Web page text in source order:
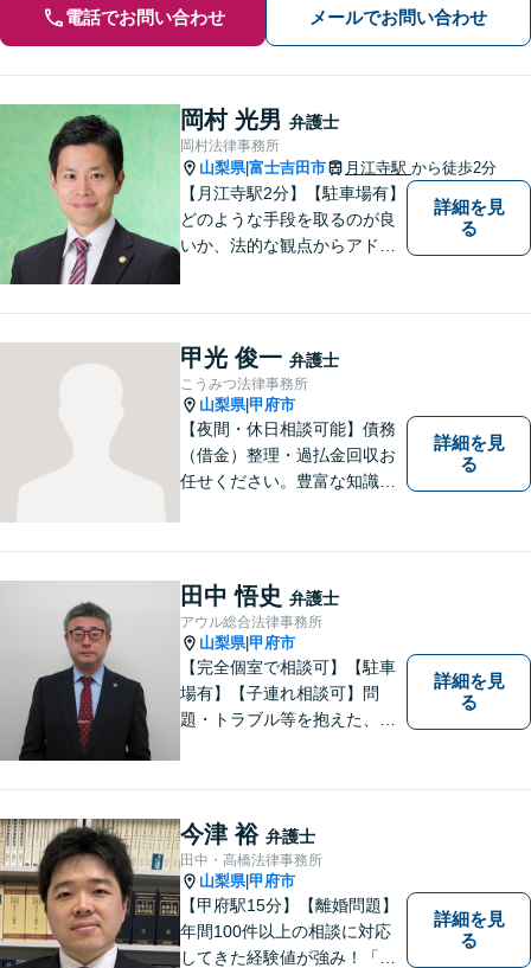
電話でお問い合わせ メールでお問い合わせ
岡村 光男 弁護士
岡村法律事務所
山梨県|富士吉田市 月江寺駅 から徒歩2分
【月江寺駅2分】【駐車場有】
どのような手段を取るのが良
いか、法的な観点からアドバ
詳細を見
る
甲光 俊一 弁護士
こうみつ法律事務所
山梨県|甲府市
【夜間・休日相談可能】債務
（借金）整理・過払金回収お
任せください。豊富な知識・
ます。
詳細を見
る
田中 悟史 弁護士
アウル総合法律事務所
山梨県|甲府市
【完全個室で相談可】【駐車
場有】【子連れ相談可】問
題・トラブル等を抱えた、ま
談ください。 法的な観点から
分析し、解決に向けてどのよ
うな方法・手段を取ることが
良いのか等を助言させていた
だきます。
詳細を見
る
今津 裕 弁護士
田中・高橋法律事務所
山梨県|甲府市
【甲府駅15分】【離婚問題】
年間100件以上の相談に対応
してきた経験値が強み！「離
詳細を見
る